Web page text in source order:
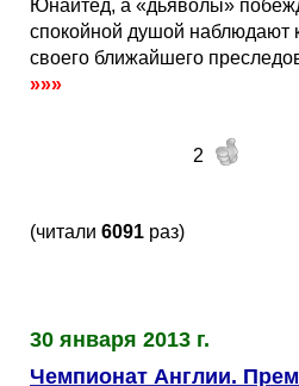
Юнайтед, а «дьяволы»
спокойной душой наблюдают
своего ближайшего
»»»
2
(читали 6091 раз)
30 января 2013 г.
Чемпионат Англии.